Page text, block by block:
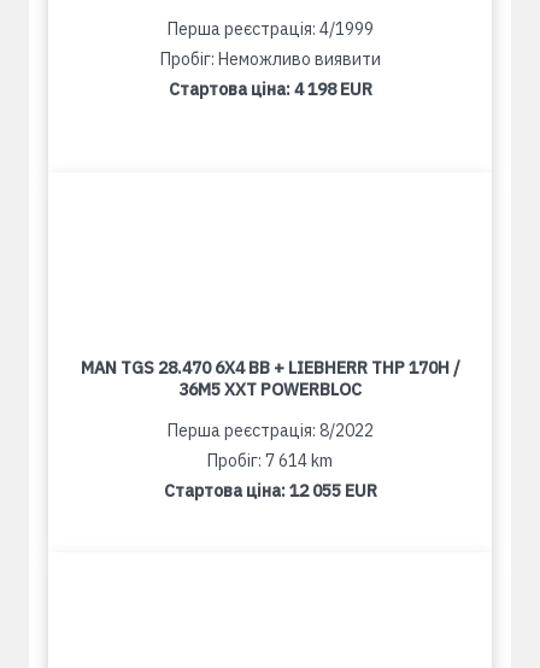
Перша реєстрація: 4/1999
Пробіг: Неможливо виявити
Стартова ціна:4 198 EUR
MAN TGS 28.470 6X4 BB + LIEBHERR THP 170H /
36M5 XXT POWERBLOC
Перша реєстрація: 8/2022
Пробіг: 7 614 km
Стартова ціна:12 055 EUR